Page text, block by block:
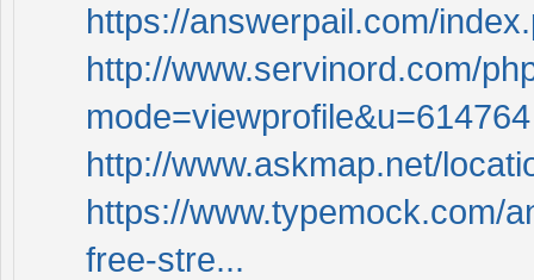
https://answerpail.com/
http://www.servinord.com/
mode=viewprofile&u=614764
http://www.askmap.net/
https://www.typemock.com/
free-stre...